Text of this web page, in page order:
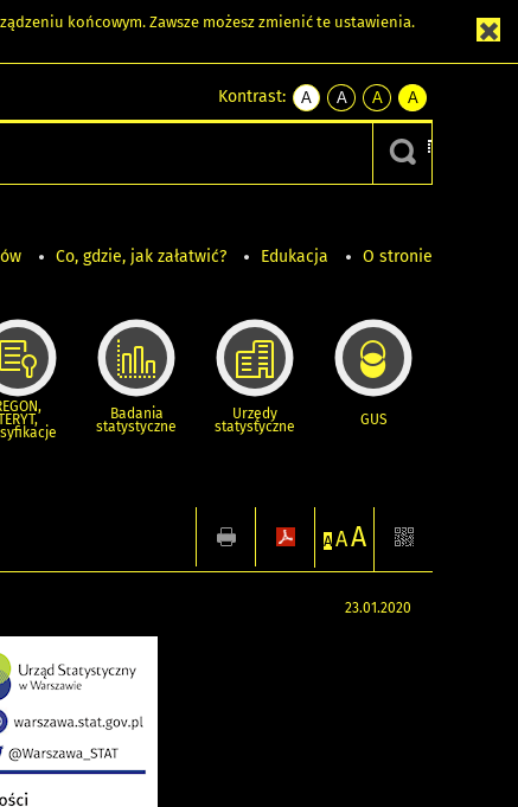
końcowym. Zawsze możesz zmienić te ustawienia.
Kontrast:
A
kontrast
A
kontrast
czarnym
A
kontrast
żółty
tekst
czarnym
A
kontrast
czarny
tekst
żółtym
Co, gdzie, jak załatwić? Edukacja O stronie
Badania
statystyczne
Urzędy
statystyczne GUS
A AA
23.01.2020